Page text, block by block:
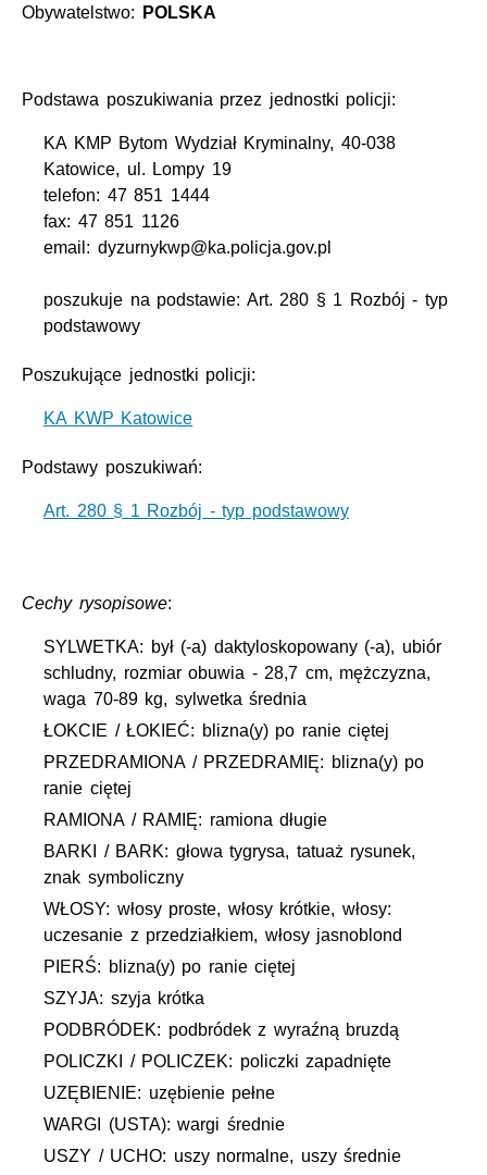
Obywatelstwo: POLSKA
Podstawa poszukiwania przez jednostki policji:
KA KMP Bytom Wydział Kryminalny, 40-038
Katowice, ul. Lompy 19
telefon: 47 851 1444
fax: 47 851 1126
email: dyzurnykwp@ka.policja.gov.pl
poszukuje na podstawie: Art. 280 § 1 Rozbój - typ
podstawowy
Poszukujące jednostki policji:
KA KWP Katowice
Podstawy poszukiwań:
Art. 280 § 1 Rozbój - typ podstawowy
Cechy rysopisowe:
SYLWETKA: był (-a) daktyloskopowany (-a), ubiór
schludny, rozmiar obuwia - 28,7 cm, mężczyzna,
waga 70-89 kg, sylwetka średnia
ŁOKCIE / ŁOKIEĆ: blizna(y) po ranie ciętej
PRZEDRAMIONA / PRZEDRAMIĘ: blizna(y) po
ranie ciętej
RAMIONA / RAMIĘ: ramiona długie
BARKI / BARK: głowa tygrysa, tatuaż rysunek,
znak symboliczny
WŁOSY: włosy proste, włosy krótkie, włosy:
uczesanie z przedziałkiem, włosy jasnoblond
PIERŚ: blizna(y) po ranie ciętej
SZYJA: szyja krótka
PODBRÓDEK: podbródek z wyraźną bruzdą
POLICZKI / POLICZEK: policzki zapadnięte
UZĘBIENIE: uzębienie pełne
WARGI (USTA): wargi średnie
USZY / UCHO: uszy normalne, uszy średnie